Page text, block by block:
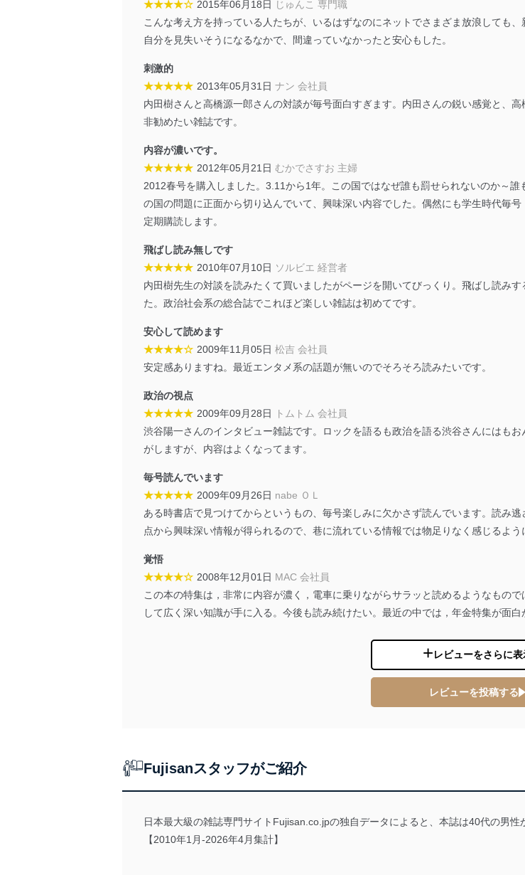
外部からの不正アクセス等の防止
個人データを取り扱う機器等のオペレーティングシステムを最新の状
情報システムの使用に伴う漏洩等の防止
メール等により個人データの含まれるファイルを送信する場合に、
個人情報保護マネジメントシステムの継続的改善
当社は、内部監査及びマネジメントレビューの機会を通じて、個人情報保
の状態を維持します。
苦情及び相談受付け窓口
貴殿の個人情報及び当社の個人情報保護マネジメントシステムに関するご
適切、かつ迅速に対応させていただきます。
株式会社富士山マガジンサービス 個人情報問い合わせ係
TEL：0570-200-223
e-mail：
改訂：2025年2月20日
制定：2005年4月1日
代表取締役会長 西野 伸一郎
個人情報の取扱いについて
１．個人情報保護管理者
当社は以下の個人情報保護管理者を設置し、個人情報保護管理者の責任の
いたします。
東京都渋谷区南平台町16-11
個人情報保護管理者: 経営管理グループディレクター 前田 嘉也
購入商品の配送のため
商品代金回収のため
ｅメール等による商品、
2 当社にお問合わせいただいた方の個人情報
3 当社カスタマーQ＆Aサービス利用者
ｅメール等によるカスタ
4 採用応募者の方の個人情報
採用選考、ご連絡のため
5 当社の従業者の個人情報
★★★★☆ 2015年06月18日 じゅんこ 専門職
こんな考え方を持っている人たちが、いるはずなのにネットでさまざま放浪しても
自分を見失いそうになるなかで、間違っていなかったと安心もした。
刺激的
★★★★★ 2013年05月31日 ナン 会社員
内田樹さんと高橋源一郎さんの対談が毎号面白すぎます。内田さんの鋭い感覚と、
非勧めたい雑誌です。
内容が濃いです。
★★★★★ 2012年05月21日 むかでさすお 主婦
2012春号を購入しました。3.11から1年。この国ではなぜ誰も罰せられないのか～
の国の問題に正面から切り込んでいて、興味深い内容でした。偶然にも学生時代毎
定期購読します。
飛ばし読み無しです
★★★★★ 2010年07月10日 ソルビエ 経営者
内田樹先生の対談を読みたくて買いましたがページを開いてびっくり。飛ばし読み
た。政治社会系の総合誌でこれほど楽しい雑誌は初めてです。
安心して読めます
★★★★☆ 2009年11月05日 松吉 会社員
安定感ありますね。最近エンタメ系の話題が無いのでそろそろ読みたいです。
政治の視点
★★★★★ 2009年09月28日
トムトム 会社員
渋谷陽一さんのインタビュー雑誌です。ロックを語るも政治を語る渋谷さんにはも
がしますが、内容はよくなってます。
毎号読んでいます
★★★★★ 2009年09月26日 nabe ＯＬ
ある時書店で見つけてからというもの、毎号楽しみに欠かさず読んでいます。読み
点から興味深い情報が得られるので、巷に流れている情報では物足りなく感じるよ
覚悟
★★★★☆ 2008年12月01日 MAC 会社員
この本の特集は，非常に内容が濃く，電車に乗りながらサラッと読めるようなもの
して広く深い知識が手に入る。今後も読み続けたい。最近の中では，年金特集が面白
レビューをさらに表
レビューを投稿する
Fujisanスタッフがご紹介
日本最大級の雑誌専門サイトFujisan.co.jpの独自データによると、本誌は40代の男性
【2010年1月-2026年4月集計】